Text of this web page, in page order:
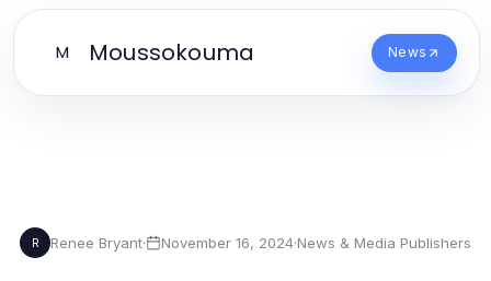
M Moussokouma News
R Renee Bryant· November 16, 2024·News & Media Publishers